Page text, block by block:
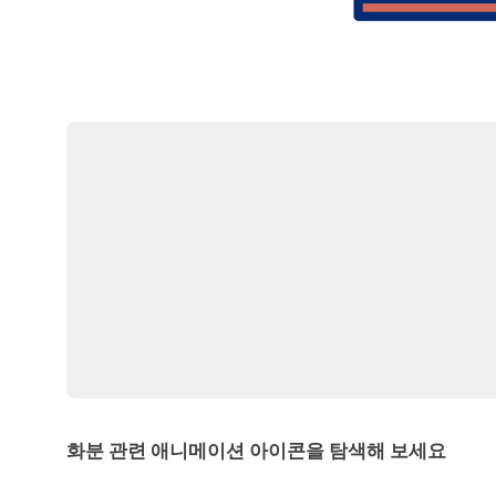
화분 관련 애니메이션 아이콘을 탐색해 보세요